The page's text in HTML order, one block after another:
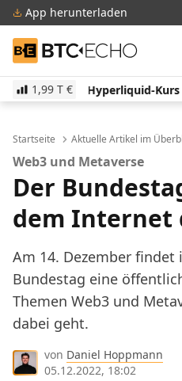
App herunterladen
BTC-ECHO
1,99 T €
Kurs 47,21 € -1.50%
Startseite Aktuelle Artikel im
Web3 und Metaverse
Der
dem Internet
Am 14. Dezember findet
Bundestag eine
Themen Web3 und
dabei geht.
von Daniel Hoppmann
05.12.2022, 18:02